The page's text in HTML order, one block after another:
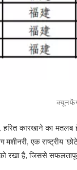
हरित कारखाने का
मशीनरी, एक राष्ट्रीय
रखा है, जिससे